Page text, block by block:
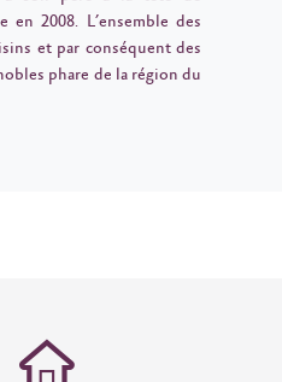
2008. L’ensemble des
et par conséquent des
phare de la région du